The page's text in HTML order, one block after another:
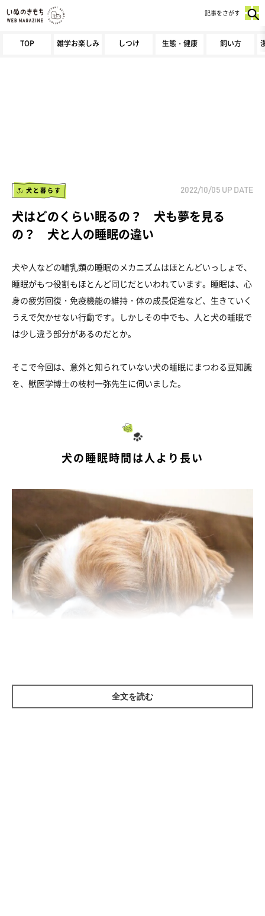
TOP 雑学お楽しみ しつけ 生態・健康 飼い方
記事をさがす
犬と暮らす 2022/10/05 UP DATE
犬はどのくらい眠るの？ 犬も夢を見る
の？ 犬と人の睡眠の違い
犬や人などの哺乳類の睡眠のメカニズムはほとんどいっしょで、
睡眠がもつ役割もほとんど同じだといわれています。睡眠は、心
身の疲労回復・免疫機能の維持・体の成長促進など、生きていく
うえで欠かせない行動です。しかしその中でも、人と犬の睡眠で
は少し違う部分があるのだとか。
そこで今回は、意外と知られていない犬の睡眠にまつわる豆知識
を、獣医学博士の枝村一弥先生に伺いました。
犬の睡眠時間は人より長い
全文を読む